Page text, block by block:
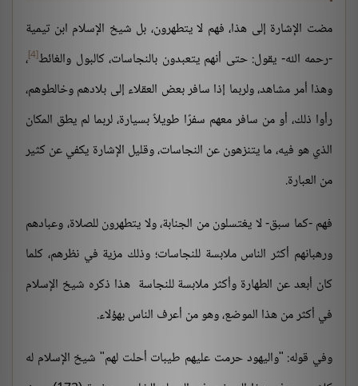
مضت الإشارة إلى هذا، فهم لا يتطهرون، بل شيخ الإسلام ابن تيمية
-رحمه الله- يقول: حتى أنهم يتعبدون بالنجاسات، كالبول والغائط[4] ،
وهذا أمر مشاهد، ولربما إذا سافر بعض العقلاء إلى بلادهم وخالطوهم،
رأوا ذلك، أو من سافر معهم سفرًا طويلاً بسيارة، لربما لم يطق المكان
الذي هو فيه، ما يتنزهون عن النجاسات، وقليل الإشارة يكفي عن كثير
من العبارة.
فهم -كما سبق- لا يغتسلون من الجنابة، ولا يتطهرون للصلاة، وعبادهم
ورهبانهم أكثر الناس ملابسة للنجاسات؛ وذلك مزية في نظرهم، كلما
كان أبعد عن الطهارة وأكثر ملابسة للنجاسة هذا ذكره شيخ الإسلام
في أكثر من هذا الموضع، وهو من أعرف الناس بهؤلاء.
وفي قوله: "واليهود حرمت عليهم طيبات أحلت لهم" شيخ الإسلام له